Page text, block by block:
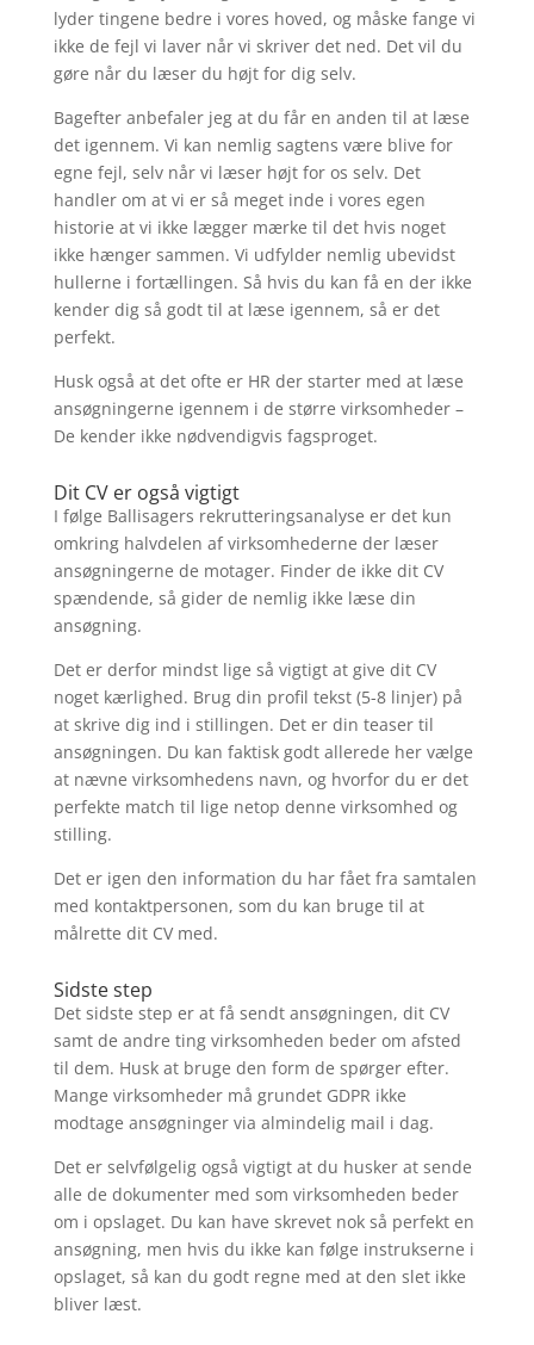
lyder tingene bedre i vores hoved, og måske fange vi
ikke de fejl vi laver når vi skriver det ned. Det vil du
gøre når du læser du højt for dig selv.
Bagefter anbefaler jeg at du får en anden til at læse
det igennem. Vi kan nemlig sagtens være blive for
egne fejl, selv når vi læser højt for os selv. Det
handler om at vi er så meget inde i vores egen
historie at vi ikke lægger mærke til det hvis noget
ikke hænger sammen. Vi udfylder nemlig ubevidst
hullerne i fortællingen. Så hvis du kan få en der ikke
kender dig så godt til at læse igennem, så er det
perfekt.
Husk også at det ofte er HR der starter med at læse
ansøgningerne igennem i de større virksomheder –
De kender ikke nødvendigvis fagsproget.
Dit CV er også vigtigt
I følge Ballisagers rekrutteringsanalyse er det kun
omkring halvdelen af virksomhederne der læser
ansøgningerne de motager. Finder de ikke dit CV
spændende, så gider de nemlig ikke læse din
ansøgning.
Det er derfor mindst lige så vigtigt at give dit CV
noget kærlighed. Brug din profil tekst (5-8 linjer) på
at skrive dig ind i stillingen. Det er din teaser til
ansøgningen. Du kan faktisk godt allerede her vælge
at nævne virksomhedens navn, og hvorfor du er det
perfekte match til lige netop denne virksomhed og
stilling.
Det er igen den information du har fået fra samtalen
med kontaktpersonen, som du kan bruge til at
målrette dit CV med.
Sidste step
Det sidste step er at få sendt ansøgningen, dit CV
samt de andre ting virksomheden beder om afsted
til dem. Husk at bruge den form de spørger efter.
Mange virksomheder må grundet GDPR ikke
modtage ansøgninger via almindelig mail i dag.
Det er selvfølgelig også vigtigt at du husker at sende
alle de dokumenter med som virksomheden beder
om i opslaget. Du kan have skrevet nok så perfekt en
ansøgning, men hvis du ikke kan følge instrukserne i
opslaget, så kan du godt regne med at den slet ikke
bliver læst.